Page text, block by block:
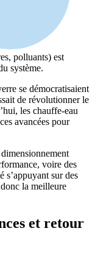
polluants) est
système.
se démocratisaient
de révolutionner le
les chauffe-eau
avancées pour
voire des
s’appuyant sur des
la meilleure
et retour